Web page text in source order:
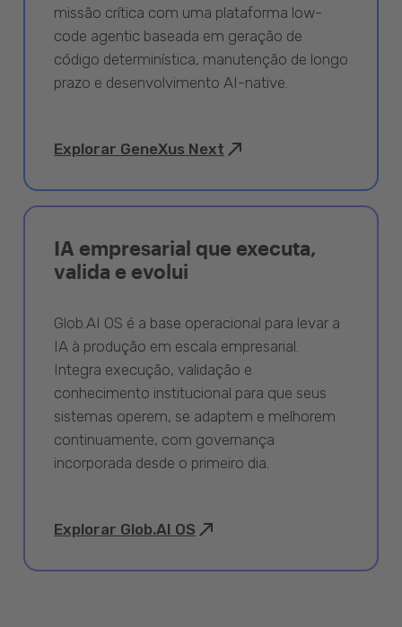
missão crítica com uma plataforma low-
code agentic baseada em geração de
código determinística, manutenção de longo
prazo e desenvolvimento AI-native.
Explorar GeneXus Next
IA empresarial que executa,
valida e evolui
Glob.AI OS é a base operacional para levar a
IA à produção em escala empresarial.
Integra execução, validação e
conhecimento institucional para que seus
sistemas operem, se adaptem e melhorem
continuamente, com governança
incorporada desde o primeiro dia.
Explorar Glob.AI OS